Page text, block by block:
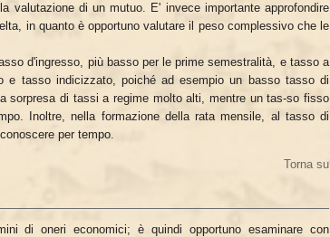
valutazione di un mutuo. E' invece importante approfondire
in quanto è opportuno valutare il peso complessivo che le
d'ingresso, più basso per le prime semestralità, e tasso a
e tasso indicizzato, poiché ad esempio un basso tasso di
sorpresa di tassi a regime molto alti, mentre un tas-so fisso
Inoltre, nella formazione della rata mensile, al tasso di
per tempo.
Torna su
di oneri economici; è quindi opportuno esaminare con